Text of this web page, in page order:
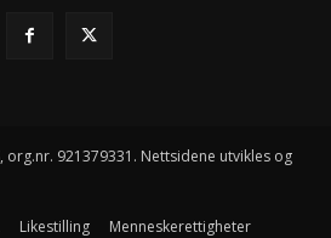
org.nr. 921379331. Nettsidene utvikles og
Likestilling Menneskerettigheter